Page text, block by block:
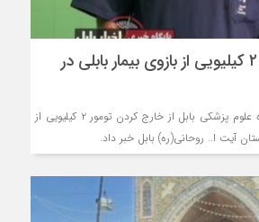
خارج کردن تومور ۲ کیلیویی از بازوی بیمار بابلی در
عضو هیات علمی دانشگاه علوم پزشکی بابل از خارج کردن تومور ۲ کیلیویی از
آیت ا.. روحانی(ره) بابل خبر داد.